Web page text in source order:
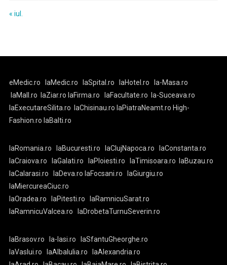
« iul.
eMedic.ro laMedic.ro laSpital.ro laHotel.ro
la-Masa.ro
laMall.ro
laZiar.ro laFirma.ro laFacultate.ro
la-Suceava.ro
laExecutareSilita.ro
laChisinau.ro laPiatraNeamt.ro High-
Fashion.ro laBalti.ro
laRomania.ro laBucuresti.ro laClujNapoca.ro
laConstanta.ro
laCraiova.ro
laGalati.ro laPloiesti.ro laTimisoara.ro
laBuzau.ro
laCalarasi.ro
laDeva.ro laFocsani.ro
laGiurgiu.ro
laMiercureaCiuc.ro
laOradea.ro
laPitesti.ro
laRamnicuSarat.ro
laRamnicuValcea.ro
laDrobetaTurnuSeverin.ro
laBrasov.ro la-Iasi.ro
laSfantuGheorghe.ro
laVaslui.ro
laAlbaIulia.ro
laAlexandria.ro